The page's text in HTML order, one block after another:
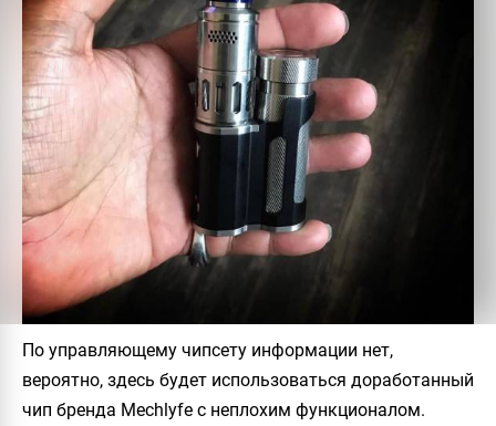
По управляющему чипсету информации нет,
вероятно, здесь будет использоваться доработанный
чип бренда Mechlyfe с неплохим функционалом.